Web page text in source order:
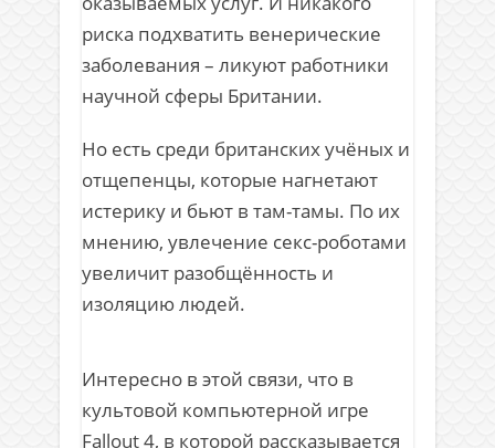
риска подхватить венерические
заболевания – ликуют работники
научной сферы Британии.
Но есть среди британских учёных и
отщепенцы, которые нагнетают
истерику и бьют в там-тамы. По их
мнению, увлечение секс-роботами
увеличит разобщённость и
изоляцию людей.
Интересно в этой связи, что в
культовой компьютерной игре
Fallout 4, в которой рассказывается